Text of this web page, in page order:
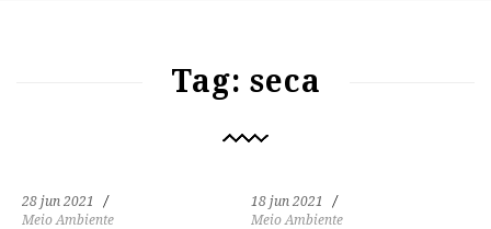
Tag: seca
28 jun 2021
Meio Ambiente
18 jun 2021
Meio Ambiente